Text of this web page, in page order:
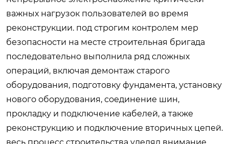
важных нагрузок пользователей во время
реконструкции. под строгим контролем мер
безопасности на месте строительная бригада
последовательно выполнила ряд сложных
операций, включая демонтаж старого
оборудования, подготовку фундамента, установку
нового оборудования, соединение шин,
прокладку и подключение кабелей, а также
реконструкцию и подключение вторичных цепей.